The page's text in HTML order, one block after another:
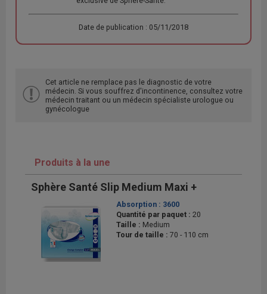
Date de publication : 05/11/2018
Cet article ne remplace pas le diagnostic de votre
médecin. Si vous souffrez d'incontinence, consultez votre
médecin traitant ou un médecin spécialiste urologue ou
gynécologue
Produits à la une
Sphère Santé Slip Medium Maxi +
Absorption : 3600
Quantité par paquet : 20
Taille : Medium
Tour de taille : 70 - 110 cm